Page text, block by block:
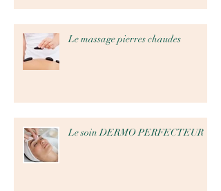
Le massage pierres chaudes
Le soin DERMO PERFECTEUR